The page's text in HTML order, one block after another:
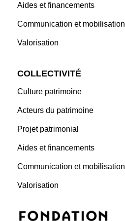
Aides et financements
Communication et mobilisation
Valorisation
COLLECTIVITÉ
Culture patrimoine
Acteurs du patrimoine
Projet patrimonial
Aides et financements
Communication et mobilisation
Valorisation